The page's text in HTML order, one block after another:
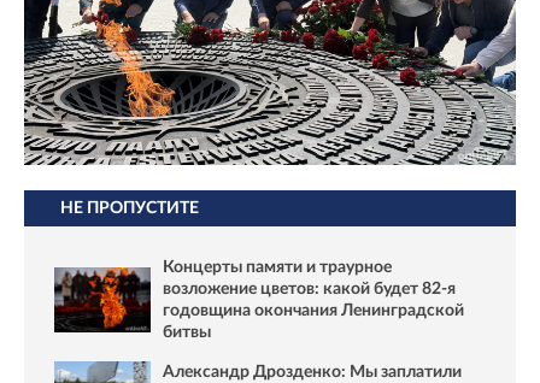
НЕ ПРОПУСТИТЕ
Концерты памяти и траурное
возложение цветов: какой будет 82-я
годовщина окончания Ленинградской
битвы
Александр Дрозденко: Мы заплатили